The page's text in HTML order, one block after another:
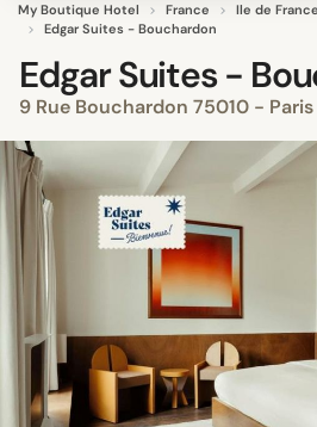
My Boutique Hotel France Ile de France
Edgar Suites - Bouchardon
Edgar Suites -
9 Rue Bouchardon 75010 - Paris